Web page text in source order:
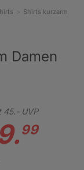
Shirts kurzarm
Damen
45.-UVP
99